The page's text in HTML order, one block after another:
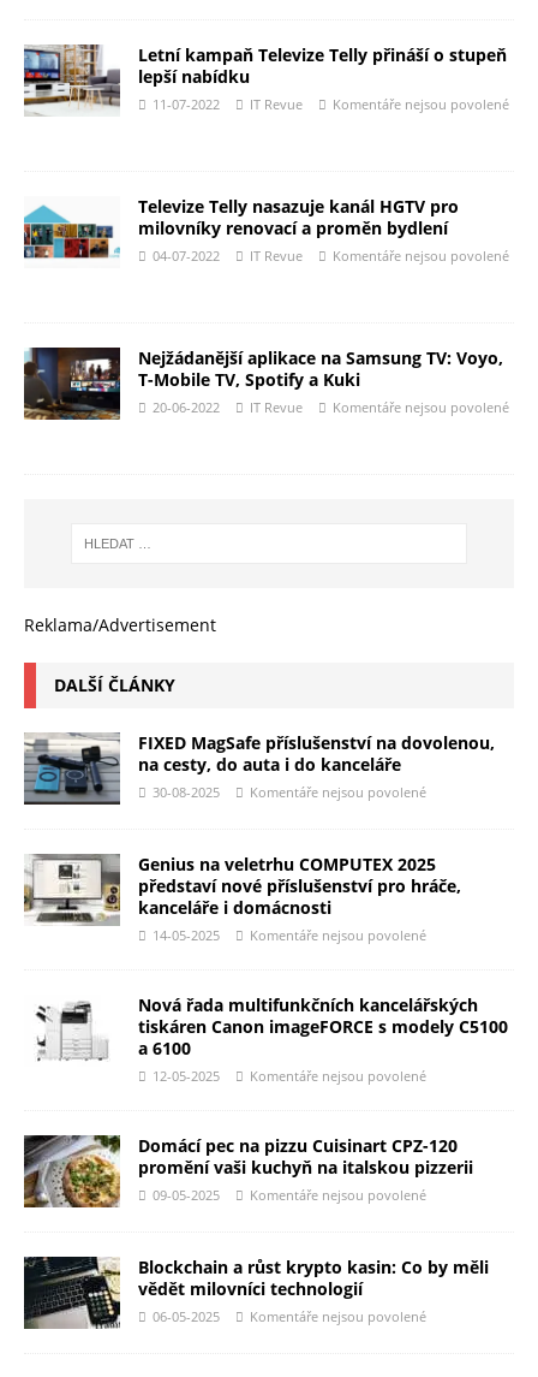
Letní kampaň Televize Telly přináší o stupeň
lepší nabídku
11-07-2022 IT Revue Komentáře nejsou povolené
Televize Telly nasazuje kanál HGTV pro
milovníky renovací a proměn bydlení
04-07-2022 IT Revue Komentáře nejsou povolené
Nejžádanější aplikace na Samsung TV: Voyo,
T-Mobile TV, Spotify a Kuki
20-06-2022 IT Revue Komentáře nejsou povolené
Reklama/Advertisement
DALŠÍ ČLÁNKY
FIXED MagSafe příslušenství na dovolenou,
na cesty, do auta i do kanceláře
30-08-2025 Komentáře nejsou povolené
Genius na veletrhu COMPUTEX 2025
představí nové příslušenství pro hráče,
kanceláře i domácnosti
14-05-2025 Komentáře nejsou povolené
Nová řada multifunkčních kancelářských
tiskáren Canon imageFORCE s modely C5100
a 6100
12-05-2025 Komentáře nejsou povolené
Domácí pec na pizzu Cuisinart CPZ-120
promění vaši kuchyň na italskou pizzerii
09-05-2025 Komentáře nejsou povolené
Blockchain a růst krypto kasin: Co by měli
vědět milovníci technologií
06-05-2025 Komentáře nejsou povolené